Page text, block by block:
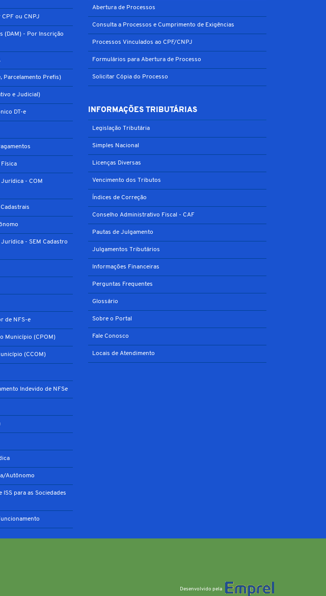
ou CNPJ
(DAM) - Por Inscrição
Parcelamento Prefis)
e Judicial)
DT-e
- COM
- SEM Cadastro
de NFS-e
Município (CPOM)
(CCOM)
Indevido de NFSe
Autônomo
para as Sociedades
Abertura de Processos
Consulta a Processos e Cumprimento de Exigências
Processos Vinculados ao CPF/CNPJ
Formulários para Abertura de Processo
Solicitar Cópia do Processo
INFORMAÇÕES TRIBUTÁRIAS
Legislação Tributária
Simples Nacional
Licenças Diversas
Vencimento dos Tributos
Índices de Correção
Conselho Administrativo Fiscal - CAF
Pautas de Julgamento
Julgamentos Tributários
Informações Financeiras
Perguntas Frequentes
Glossário
Sobre o Portal
Fale Conosco
Locais de Atendimento
Desenvolvido pela